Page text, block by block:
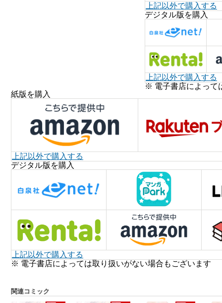
上記以外で購入する
デジタル版を購入
上記以外で購入する
※ 電子書店によって
紙版を購入
上記以外で購入する
デジタル版を購入
上記以外で購入する
※ 電子書店によっては取り扱いがない場合もございます
関連コミック